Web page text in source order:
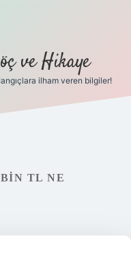
ve Hikaye
ilham veren bilgiler!
TL NE